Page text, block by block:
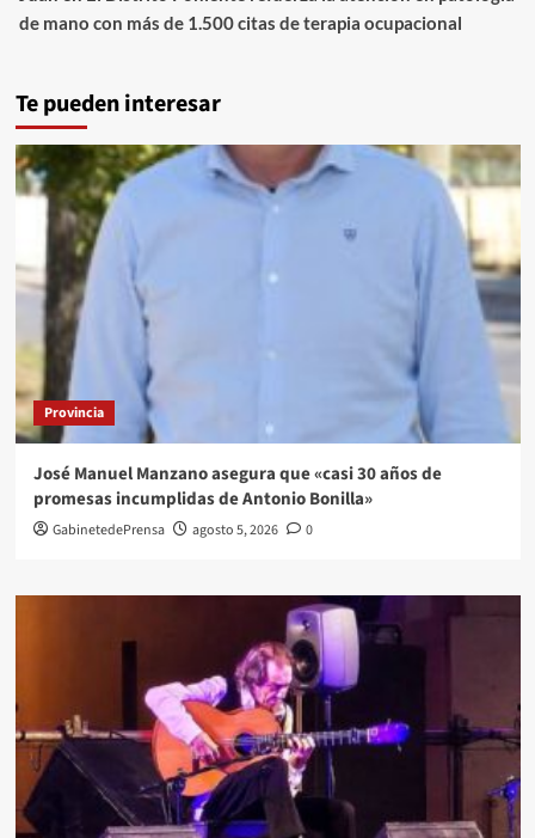
de mano con más de 1.500 citas de terapia ocupacional
Te pueden interesar
Provincia
José Manuel Manzano asegura que «casi 30 años de
promesas incumplidas de Antonio Bonilla»
GabinetedePrensa agosto 5, 2026 0